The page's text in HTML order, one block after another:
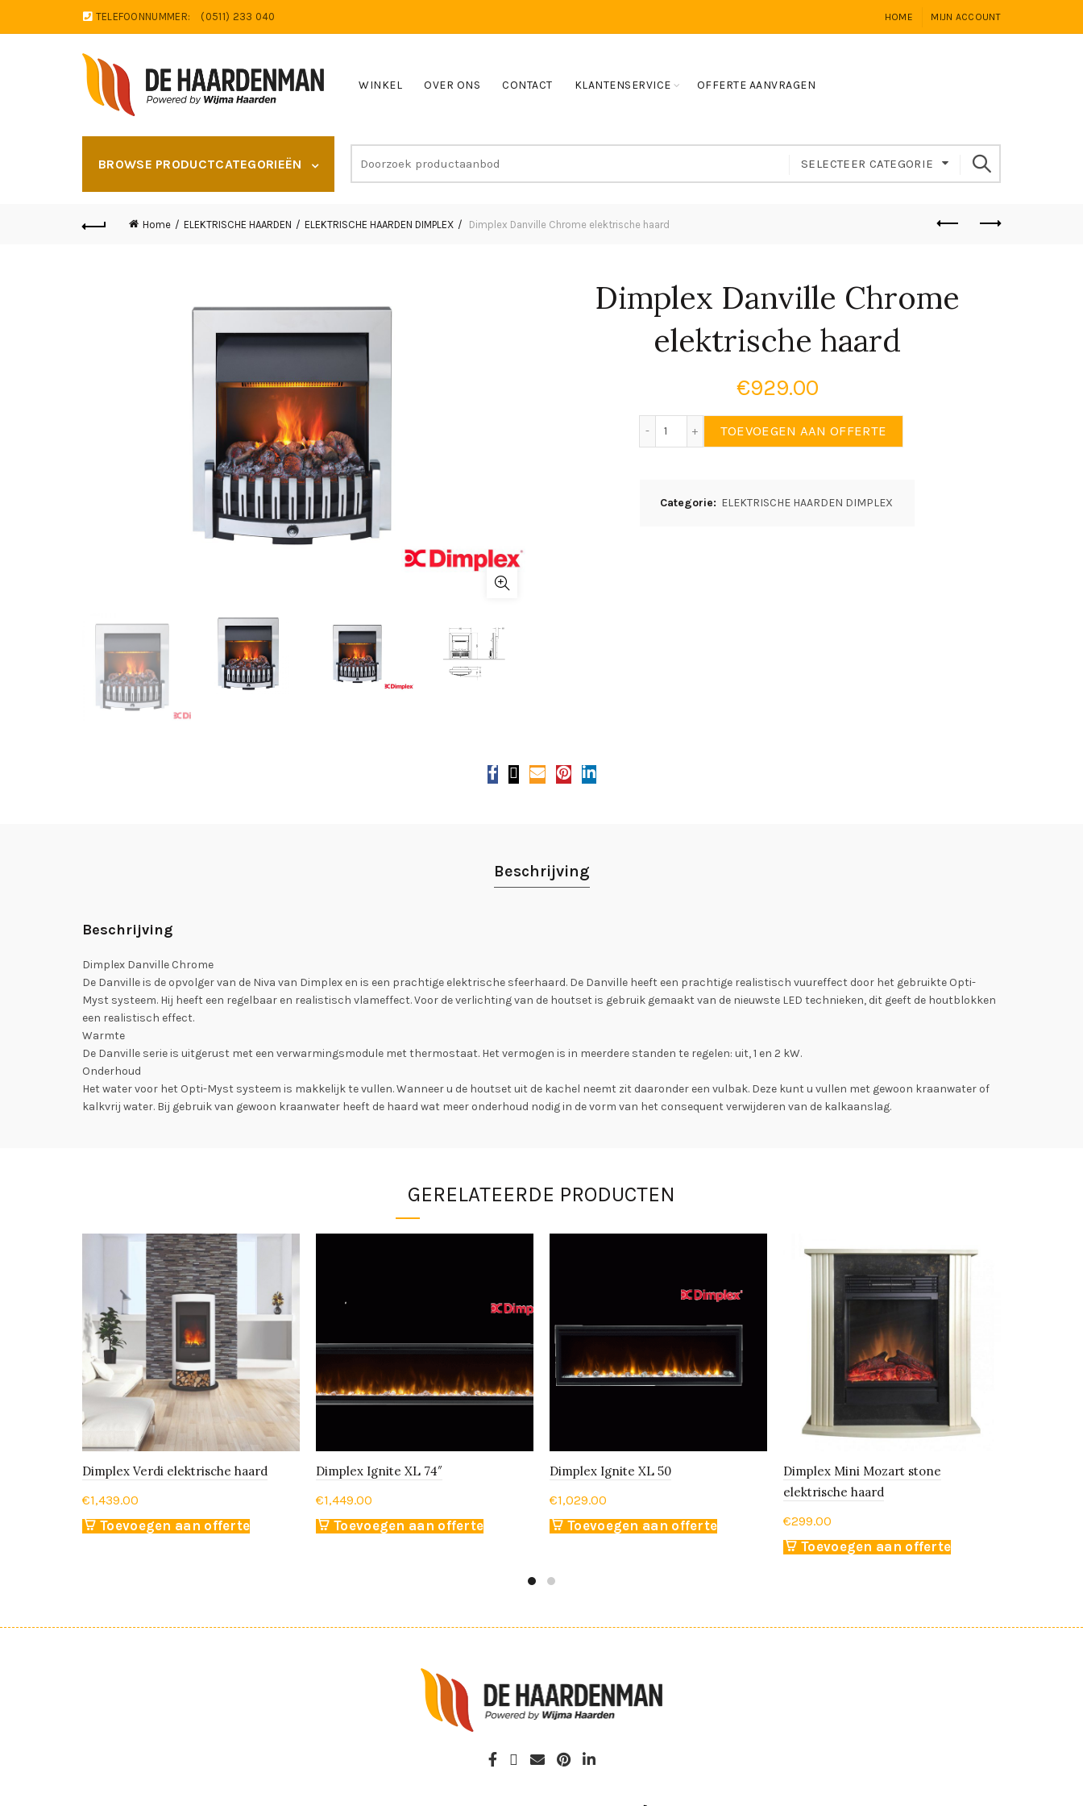
TELEFOONNUMMER: (0511) 233 040 HOME MIJN ACCOUNT
WINKEL OVER ONS CONTACT KLANTENSERVICE OFFERTE AANVRAGEN
BROWSE PRODUCTCATEGORIEËN
for:
SELECTEER CATEGORIE
Home ELEKTRISCHE HAARDEN ELEKTRISCHE HAARDEN DIMPLEX Dimplex Danville Chrome elektrische haard
Dimplex Danville Chrome
elektrische haard
€929.00
TOEVOEGEN AAN OFFERTE
Categorie: ELEKTRISCHE HAARDEN DIMPLEX
Beschrijving
Beschrijving
Dimplex Danville Chrome
De Danville is de opvolger van de Niva van Dimplex en is een prachtige elektrische sfeerhaard. De Danville heeft een prachtige realistisch vuureffect door het gebruikte Opti-
Myst systeem. Hij heeft een regelbaar en realistisch vlameffect. Voor de verlichting van de houtset is gebruik gemaakt van de nieuwste LED technieken, dit geeft de houtblokken
een realistisch effect.
Warmte
De Danville serie is uitgerust met een verwarmingsmodule met thermostaat. Het vermogen is in meerdere standen te regelen: uit, 1 en 2 kW.
Onderhoud
Het water voor het Opti-Myst systeem is makkelijk te vullen. Wanneer u de houtset uit de kachel neemt zit daaronder een vulbak. Deze kunt u vullen met gewoon kraanwater of
kalkvrij water. Bij gebruik van gewoon kraanwater heeft de haard wat meer onderhoud nodig in de vorm van het consequent verwijderen van de kalkaanslag.
GERELATEERDE PRODUCTEN
Dimplex Verdi elektrische haard
€1,439.00
Toevoegen aan offerte
Dimplex Ignite XL 74″
€1,449.00
Toevoegen aan offerte
Dimplex Ignite XL 50
€1,029.00
Toevoegen aan offerte
Dimplex Mini Mozart stone
elektrische haard
€299.00
Toevoegen aan offerte